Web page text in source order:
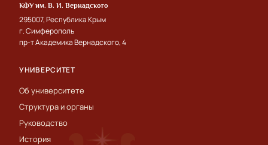
КФУ им. В. И. Вернадского
295007, Республика Крым
г. Симферополь
пр-т Академика Вернадского, 4
УНИВЕРСИТЕТ
Об университете
Структура и органы
Руководство
История